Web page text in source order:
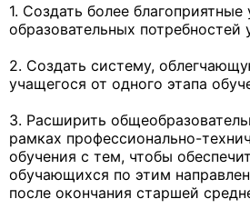
1. Создать более благоприятные
образовательных потребностей
2. Создать систему,
учащегося от одного этапа
3. Расширить
рамках профессионально-
обучения с тем, чтобы
обучающихся по этим
после окончания старшей